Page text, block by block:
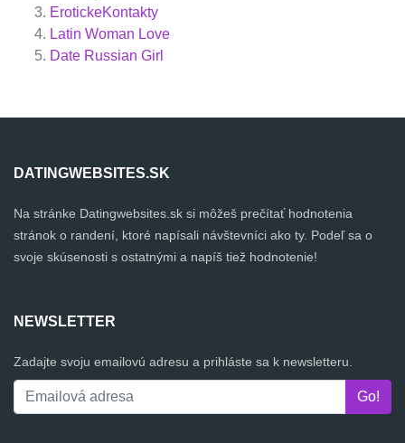
ErotickeKontakty
Latin Woman Love
Date Russian Girl
DATINGWEBSITES.SK
Na stránke Datingwebsites.sk si môžeš prečítať hodnotenia
stránok o randení, ktoré napísali návštevníci ako ty. Podeľ sa o
svoje skúsenosti s ostatnými a napíš tiež hodnotenie!
NEWSLETTER
Zadajte svoju emailovú adresu a prihláste sa k newsletteru.